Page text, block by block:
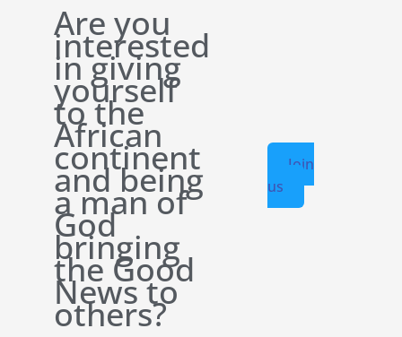
Are you
interested
in giving
yourself
to the
African
continent
and being
a man of
God
bringing
the Good
News to
others?
Join
us